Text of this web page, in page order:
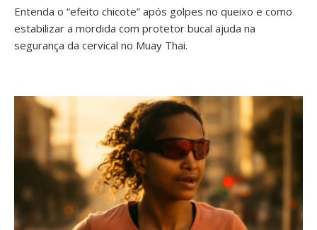
Entenda o “efeito chicote” após golpes no queixo e como
estabilizar a mordida com protetor bucal ajuda na
segurança da cervical no Muay Thai.